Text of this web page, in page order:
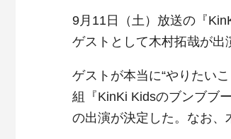
9月11日（土）放送の『
ゲストとして木村拓哉が出
ゲストが本当に“やりたい
組『KinKi Kidsのブンブブ
の出演が決定した。なお、